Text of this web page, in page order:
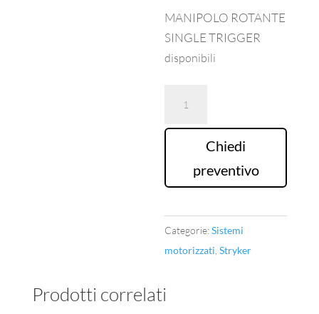
MANIPOLO ROTANTE
SINGLE TRIGGER
disponibili
SINGLE
TRIGGER
stryker
quantità
Chiedi
preventivo
Categorie:Sistemi
motorizzati ,Stryker
Prodotti correlati